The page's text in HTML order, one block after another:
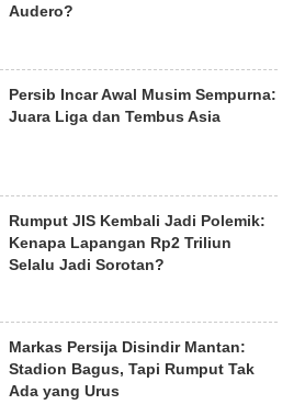
Audero?
Persib Incar Awal Musim Sempurna:
Juara Liga dan Tembus Asia
Rumput JIS Kembali Jadi Polemik:
Kenapa Lapangan Rp2 Triliun
Selalu Jadi Sorotan?
Markas Persija Disindir Mantan:
Stadion Bagus, Tapi Rumput Tak
Ada yang Urus